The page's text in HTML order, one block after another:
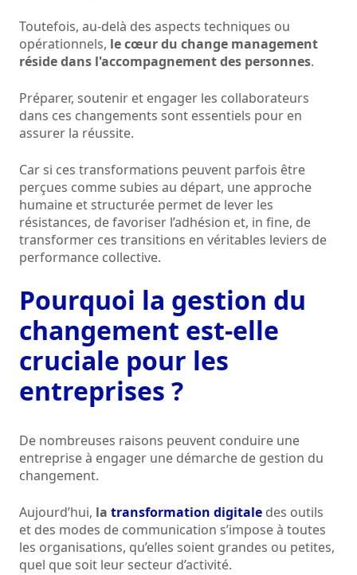
Toutefois, au-delà des aspects techniques ou
opérationnels, le cœur du change management
réside dans l'accompagnement des personnes.
Préparer, soutenir et engager les collaborateurs
dans ces changements sont essentiels pour en
assurer la réussite.
Car si ces transformations peuvent parfois être
perçues comme subies au départ, une approche
humaine et structurée permet de lever les
résistances, de favoriser l’adhésion et, in fine, de
transformer ces transitions en véritables leviers de
performance collective.
Pourquoi la gestion du
changement est-elle
cruciale pour les
entreprises ?
De nombreuses raisons peuvent conduire une
entreprise à engager une démarche de gestion du
changement.
Aujourd’hui, la transformation digitale des outils
et des modes de communication s’impose à toutes
les organisations, qu’elles soient grandes ou petites,
quel que soit leur secteur d’activité.